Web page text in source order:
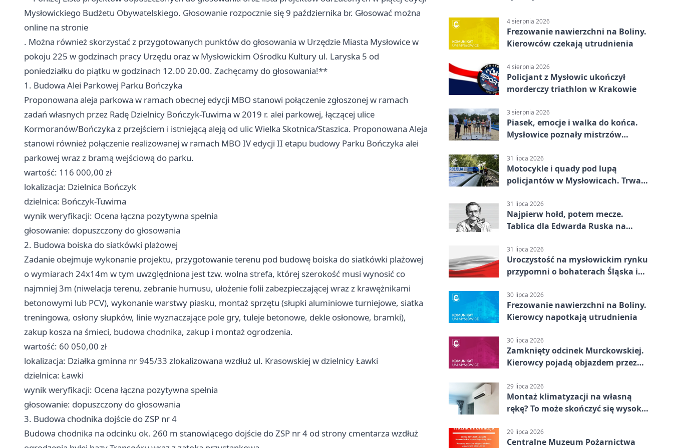
Mysłowickiego Budżetu Obywatelskiego. Głosowanie rozpocznie się 9 października br. Głosować można
online na stronie
. Można również skorzystać z przygotowanych punktów do głosowania w Urzędzie Miasta Mysłowicew
pokoju 225 w godzinach pracy Urzędu oraz w Mysłowickim Ośrodku Kultury ul. Laryska 5 od
poniedziałku do piątku w godzinach 12.00 20.00. Zachęcamy do głosowania!**
1. Budowa Alei Parkowej Parku Bończyka
Proponowana aleja parkowa w ramach obecnej edycji MBO stanowi połączenie zgłoszonej w ramach
zadań własnych przez Radę Dzielnicy Bończyk-Tuwima w 2019 r. alei parkowej, łączącej ulice
Kormoranów/Bończyka z przejściem i istniejącą aleją od ulic Wielka Skotnica/Staszica. Proponowana Aleja
stanowi również połączenie realizowanej w ramach MBO IV edycji II etapu budowy Parku Bończyka alei
parkowej wraz z bramą wejściową do parku.
wartość: 116 000,00 zł
lokalizacja: Dzielnica Bończyk
dzielnica: Bończyk-Tuwima
wynik weryfikacji: Ocena łączna pozytywna spełnia
głosowanie: dopuszczony do głosowania
2. Budowa boiska do siatkówki plażowej
Zadanie obejmuje wykonanie projektu, przygotowanie terenu pod budowę boiska do siatkówki plażowej
o wymiarach 24x14m w tym uwzględniona jest tzw. wolna strefa, której szerokość musi wynosić co
najmniej 3m (niwelacja terenu, zebranie humusu, ułożenie folii zabezpieczającej wraz z krawężnikami
betonowymi lub PCV), wykonanie warstwy piasku, montaż sprzętu (słupki aluminiowe turniejowe, siatka
treningowa, osłony słupków, linie wyznaczające pole gry, tuleje betonowe, dekle osłonowe, bramki),
zakup kosza na śmieci, budowa chodnika, zakup i montaż ogrodzenia.
wartość: 60 050,00 zł
lokalizacja: Działka gminna nr 945/33 zlokalizowana wzdłuż ul. Krasowskiej w dzielnicy Ławki
dzielnica: Ławki
wynik weryfikacji: Ocena łączna pozytywna spełnia
głosowanie: dopuszczony do głosowania
3. Budowa chodnika dojście do ZSP nr 4
Budowa chodnika na odcinku ok. 260 m stanowiącego dojście do ZSP nr 4 od strony cmentarza wzdłuż
4 sierpnia 2026
Frezowanie nawierzchni na Boliny.
Kierowców czekają utrudnienia
4 sierpnia 2026
Policjant z Mysłowic ukończył
morderczy triathlon w Krakowie
3 sierpnia 2026
Piasek, emocje i walka do końca.
Mysłowice poznały mistrzów
31 lipca 2026
Motocykle i quady pod lupą
policjantów w Mysłowicach. Trwa
31 lipca 2026
Najpierw hołd, potem mecze.
Tablica dla Edwarda Ruska na
31 lipca 2026
Uroczystość na mysłowickim rynku
przypomni o bohaterach Śląska i
30 lipca 2026
Frezowanie nawierzchni na Boliny.
Kierowcy napotkają utrudnienia
30 lipca 2026
Zamknięty odcinek Murckowskiej.
Kierowcy pojadą objazdem przez
29 lipca 2026
Montaż klimatyzacji na własną
rękę? To może skończyć się wysoką
29 lipca 2026
Centralne Muzeum Pożarnictwa